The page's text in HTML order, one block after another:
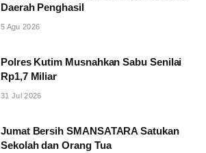
Daerah Penghasil
5 Agu 2026
Polres Kutim Musnahkan Sabu Senilai
Rp1,7 Miliar
31 Jul 2026
Jumat Bersih SMANSATARA Satukan
Sekolah dan Orang Tua